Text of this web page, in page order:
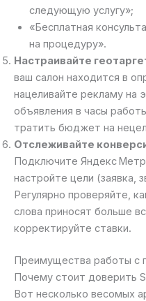
следующую услугу»;
«Бесплатная
на процедуру».
Настраивайте
ваш салон находится в
нацеливайте рекламу на
объявления в часы
тратить бюджет на
Отслеживайте
Подключите Яндекс
настройте цели (заявка,
Регулярно проверяйте,
слова приносят больше
корректируйте ставки.
Преимущества работы с
Почему стоит доверить
Вот несколько весомых